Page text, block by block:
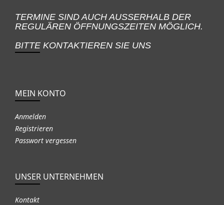
TERMINE SIND AUCH AUSSERHALB DER
REGULÄREN ÖFFNUNGSZEITEN MÖGLICH.
BITTE KONTAKTIEREN SIE UNS
MEIN KONTO
Anmelden
Registrieren
Passwort vergessen
UNSER UNTERNEHMEN
Kontakt